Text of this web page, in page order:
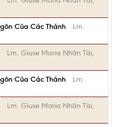
Của Các Thánh
Lm.
Lm. Giuse Maria Nhân Tài,
Của Các Thánh
Lm.
Lm. Giuse Maria Nhân Tài,